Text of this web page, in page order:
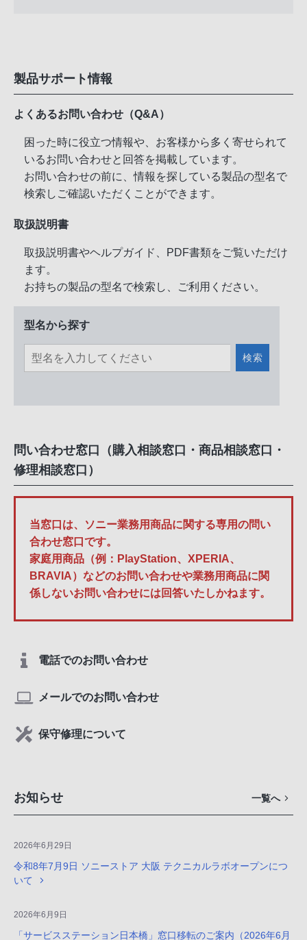
製品サポート情報
よくあるお問い合わせ（Q&A）
困った時に役立つ情報や、お客様から多く寄せられて
いるお問い合わせと回答を掲載しています。
お問い合わせの前に、情報を探している製品の型名で
検索しご確認いただくことができます。
取扱説明書
取扱説明書やヘルプガイド、PDF書類をご覧いただけ
ます。
お持ちの製品の型名で検索し、ご利用ください。
型名から探す
検索
問い合わせ窓口（購入相談窓口・商品相談窓口・
修理相談窓口）
当窓口は、ソニー業務用商品に関する専用の問い
合わせ窓口です。
家庭用商品（例：PlayStation、XPERIA、
BRAVIA）などのお問い合わせや業務用商品に関
係しないお問い合わせには回答いたしかねます。
電話でのお問い合わせ
メールでのお問い合わせ
保守修理について
お知らせ 一覧へ
2026年6月29日
令和8年7月9日 ソニーストア 大阪 テクニカルラボオープンにつ
いて
2026年6月9日
「サービスステーション日本橋」窓口移転のご案内（2026年6月